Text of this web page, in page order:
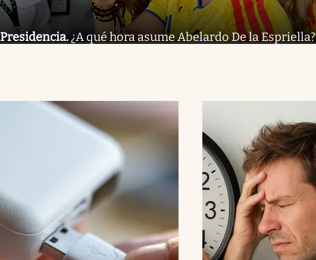
Presidencia. ¿A qué hora asume Abelardo De la Espriella?